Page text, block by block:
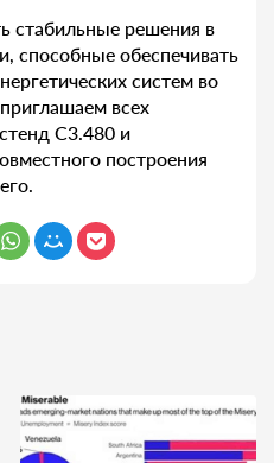
стабильные решения в
способные обеспечивать
систем во
всех
C3.480 и
построения